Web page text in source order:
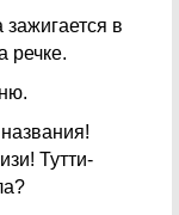
в
речке.
Тутти-